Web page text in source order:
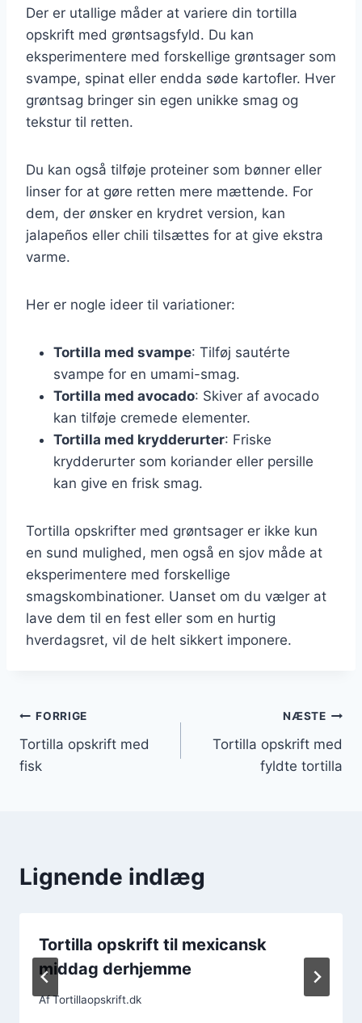
Der er utallige måder at variere din tortilla
opskrift med grøntsagsfyld. Du kan
eksperimentere med forskellige grøntsager som
svampe, spinat eller endda søde kartofler. Hver
grøntsag bringer sin egen unikke smag og
tekstur til retten.
Du kan også tilføje proteiner som bønner eller
linser for at gøre retten mere mættende. For
dem, der ønsker en krydret version, kan
jalapeños eller chili tilsættes for at give ekstra
varme.
Her er nogle ideer til variationer:
Tortilla med svampe: Tilføj sautérte
svampe for en umami-smag.
Tortilla med avocado: Skiver af avocado
kan tilføje cremede elementer.
Tortilla med krydderurter: Friske
krydderurter som koriander eller persille
kan give en frisk smag.
Tortilla opskrifter med grøntsager er ikke kun
en sund mulighed, men også en sjov måde at
eksperimentere med forskellige
smagskombinationer. Uanset om du vælger at
lave dem til en fest eller som en hurtig
hverdagsret, vil de helt sikkert imponere.
Indlægsnavigation
FORRIGE
Tortilla opskrift med
fisk
NÆSTE
Tortilla opskrift med
fyldte tortilla
Lignende indlæg
Tortilla opskrift til mexicansk
middag derhjemme
AfTortillaopskrift.dk